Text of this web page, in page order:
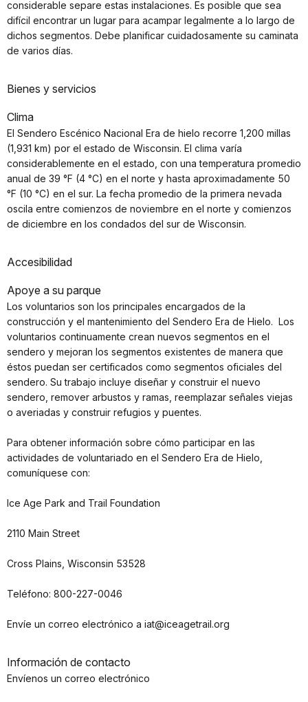
considerable separe estas instalaciones. Es posible que sea
difícil encontrar un lugar para acampar legalmente a lo largo de
dichos segmentos. Debe planificar cuidadosamente su caminata
de varios días.
Bienes y servicios
Clima
El Sendero Escénico Nacional Era de hielo recorre 1,200 millas
(1,931 km) por el estado de Wisconsin. El clima varía
considerablemente en el estado, con una temperatura promedio
anual de 39 °F (4 °C) en el norte y hasta aproximadamente 50
°F (10 °C) en el sur. La fecha promedio de la primera nevada
oscila entre comienzos de noviembre en el norte y comienzos
de diciembre en los condados del sur de Wisconsin.
Accesibilidad
Apoye a su parque
Los voluntarios son los principales encargados de la
construcción y el mantenimiento del Sendero Era de Hielo. Los
voluntarios continuamente crean nuevos segmentos en el
sendero y mejoran los segmentos existentes de manera que
éstos puedan ser certificados como segmentos oficiales del
sendero. Su trabajo incluye diseñar y construir el nuevo
sendero, remover arbustos y ramas, reemplazar señales viejas
o averiadas y construir refugios y puentes.
Para obtener información sobre cómo participar en las
actividades de voluntariado en el Sendero Era de Hielo,
comuníquese con:
Ice Age Park and Trail Foundation
2110 Main Street
Cross Plains, Wisconsin 53528
Teléfono: 800-227-0046
Envíe un correo electrónico a iat@iceagetrail.org
Información de contacto
Envíenos un correo electrónico